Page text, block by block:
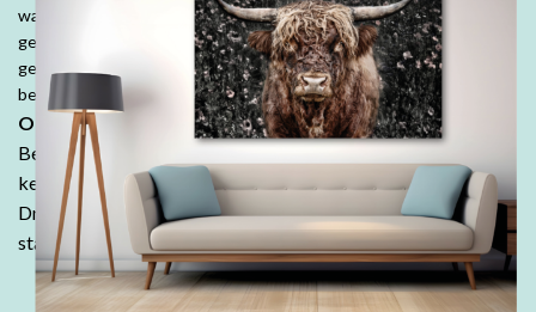
wanddecoraties, fotobehang, fotoboeken, kussens en tuinposters,
geef jouw herinneringen een speciale plek. Denk ook aan
geboorte- of trouwkaarten, geboortekussens en je persoonlijk
bedrukte tafelkleed.
Ontdek de DrukDrukDrukker-ervaring:
Bestel in onze webshop en ontdek waarom klanten keer op
keer kiezen voor de kwaliteit en betaalbaarheid van
DrukDrukDrukker.Laat jouw ideeën tot leven komen - wij
staan voor je klaar!